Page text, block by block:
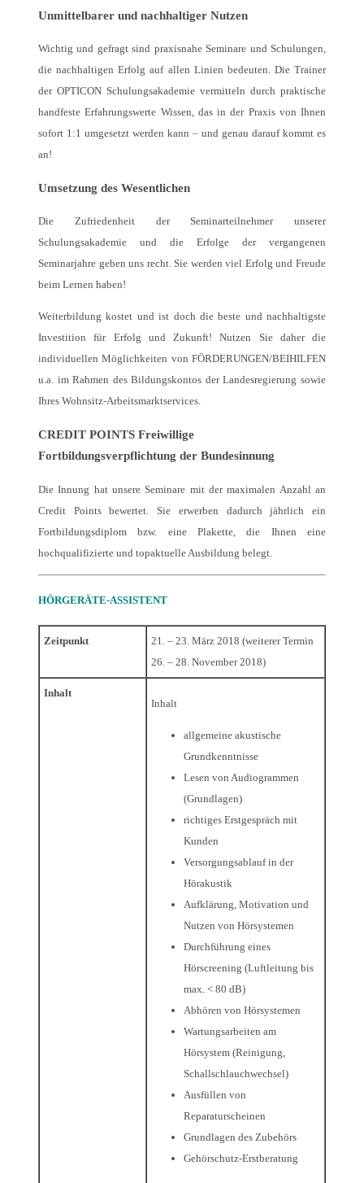
Unmittelbarer und nachhaltiger Nutzen
Wichtig und gefragt sind praxisnahe Seminare und Schulungen,
die nachhaltigen Erfolg auf allen Linien bedeuten. Die Trainer
der OPTICON Schulungsakademie vermitteln durch praktische
handfeste Erfahrungswerte Wissen, das in der Praxis von Ihnen
sofort 1:1 umgesetzt werden kann – und genau darauf kommt es
an!
Umsetzung des Wesentlichen
Die Zufriedenheit der Seminarteilnehmer unserer
Schulungsakademie und die Erfolge der vergangenen
Seminarjahre geben uns recht. Sie werden viel Erfolg und Freude
beim Lernen haben!
Weiterbildung kostet und ist doch die beste und nachhaltigste
Investition für Erfolg und Zukunft! Nutzen Sie daher die
individuellen Möglichkeiten von FÖRDERUNGEN/BEIHILFEN
u.a. im Rahmen des Bildungskontos der Landesregierung sowie
Ihres Wohnsitz-Arbeitsmarktservices.
CREDIT POINTS Freiwillige
Fortbildungsverpflichtung der Bundesinnung
Die Innung hat unsere Seminare mit der maximalen Anzahl an
Credit Points bewertet. Sie erwerben dadurch jährlich ein
Fortbildungsdiplom bzw. eine Plakette, die Ihnen eine
hochqualifizierte und topaktuelle Ausbildung belegt.
HÖRGERÄTE-ASSISTENT
Zeitpunkt
21. – 23. März 2018 (weiterer Termin
26. – 28. November 2018)
Inhalt
Inhalt
allgemeine akustische
Grundkenntnisse
Lesen von Audiogrammen
(Grundlagen)
richtiges Erstgespräch mit
Kunden
Versorgungsablauf in der
Hörakustik
Aufklärung, Motivation und
Nutzen von Hörsystemen
Durchführung eines
Hörscreening (Luftleitung bis
max. < 80 dB)
Abhören von Hörsystemen
Wartungsarbeiten am
Hörsystem (Reinigung,
Schallschlauchwechsel)
Ausfüllen von
Reparaturscheinen
Grundlagen des Zubehörs
Gehörschutz-Erstberatung